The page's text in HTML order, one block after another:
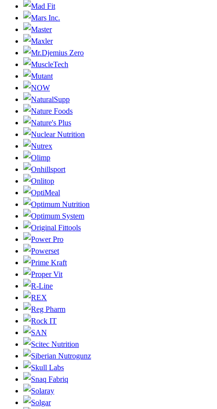
Mad Fit
Mars Inc.
Master
Maxler
Mr.Djemius Zero
MuscleTech
Mutant
NOW
NaturalSupp
Nature Foods
Nature's Plus
Nuclear Nutrition
Nutrex
Olimp
Onhillsport
Onlitop
OptiMeal
Optimum Nutrition
Optimum System
Original Fittools
Power Pro
Powerset
Prime Kraft
Proper Vit
R-Line
REX
Reg Pharm
Rock IT
SAN
Scitec Nutrition
Siberian Nutrogunz
Skull Labs
Snaq Fabriq
Solaray
Solgar